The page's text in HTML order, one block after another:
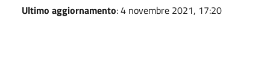
Ultimo aggiornamento: 4 novembre 2021, 17:20